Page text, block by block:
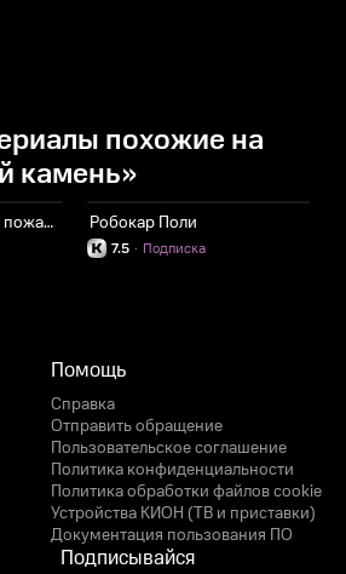
похожие на
камень»
Робокар Поли. Рой и пожарная безопасность Робокар Поли
7.5 Подписка
·
Помощь
Справка
Отправить обращение
Пользовательское соглашение
Политика конфиденциальности
Политика обработки файлов cookie
Устройства КИОН (ТВ и приставки)
Документация пользования ПО
Подписывайся